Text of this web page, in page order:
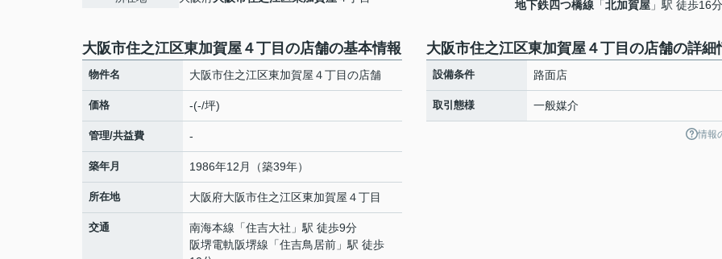
地下鉄四つ橋線 「北加賀屋 」駅 徒歩16分
大阪市住之江区東加賀屋４丁目の店舗の基本情報
物件名 大阪市住之江区東加賀屋４丁目の店舗
価格 -(-/坪)
管理/共益費 -
築年月 1986年12月（築39年）
所在地 大阪府大阪市住之江区東加賀屋 ４丁目
交通 南海本線 「住吉大社 」駅 徒歩9分
阪堺電軌阪堺線 「住吉鳥居前 」駅 徒歩
大阪市住之江区東加賀屋４丁目の店舗の詳細
設備条件 路面店
取引態様 一般媒介
情報